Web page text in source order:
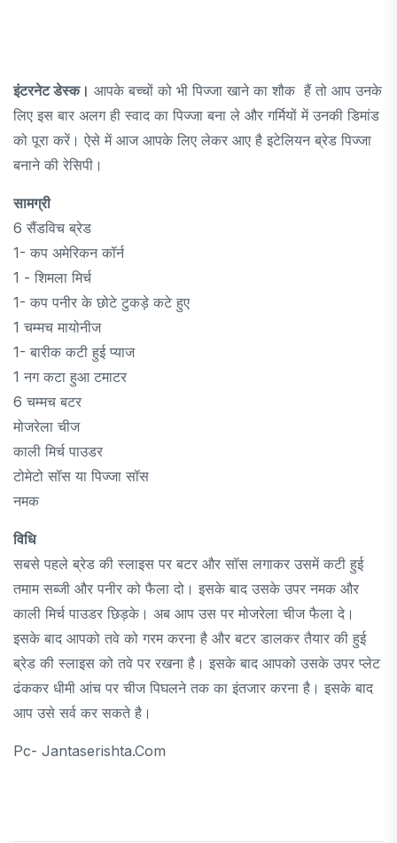
इंटरनेट डेस्क। आपके बच्चों को भी पिज्जा खाने का शौक हैं तो आप उनके
लिए इस बार अलग ही स्वाद का पिज्जा बना ले और गर्मियों में उनकी डिमांड
को पूरा करें। ऐसे में आज आपके लिए लेकर आए है इटेलियन ब्रेड पिज्जा
बनाने की रेसिपी।
सामग्री
6 सैंडविच ब्रेड
1- कप अमेरिकन कॉर्न
1 - शिमला मिर्च
1- कप पनीर के छोटे टुकड़े कटे हुए
1 चम्मच मायोनीज
1- बारीक कटी हुई प्याज
1 नग कटा हुआ टमाटर
6 चम्मच बटर
मोजरेला चीज
काली मिर्च पाउडर
टोमेटो सॉस या पिज्जा सॉस
नमक
विधि
सबसे पहले ब्रेड की स्लाइस पर बटर और सॉस लगाकर उसमें कटी हुई
तमाम सब्जी और पनीर को फैला दो। इसके बाद उसके उपर नमक और
काली मिर्च पाउडर छिड़के। अब आप उस पर मोजरेला चीज फैला दे।
इसके बाद आपको तवे को गरम करना है और बटर डालकर तैयार की हुई
ब्रेड की स्लाइस को तवे पर रखना है। इसके बाद आपको उसके उपर प्लेट
ढंककर धीमी आंच पर चीज पिघलने तक का इंतजार करना है। इसके बाद
आप उसे सर्व कर सकते है।
Pc- Jantaserishta.com